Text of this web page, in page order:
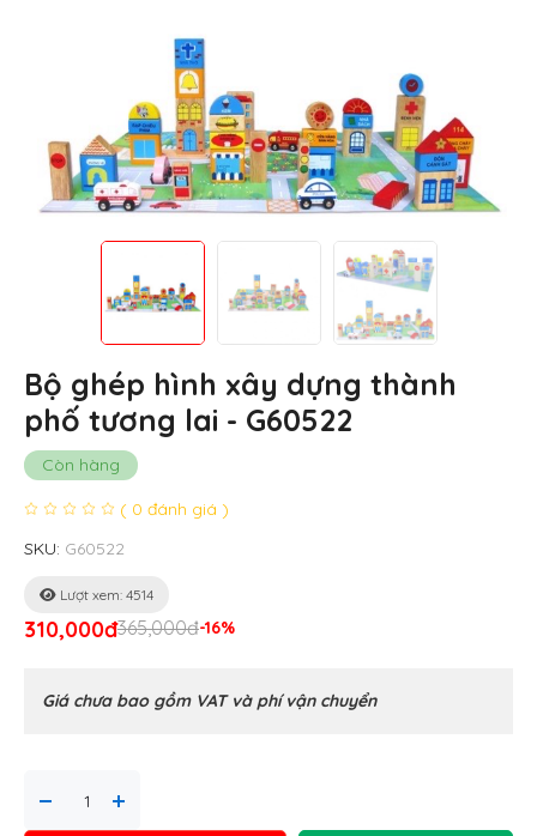
Bộ ghép hình xây dựng thành
phố tương lai - G60522
Còn hàng
( 0 đánh giá )
SKU: G60522
Lượt xem: 4514
310,000đ365,000đ-16%
Giá chưa bao gồm VAT và phí vận chuyển